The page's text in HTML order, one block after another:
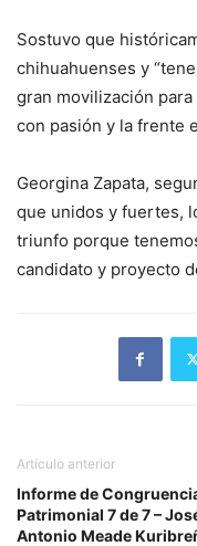
Sostuvo que
chihuahuenses y
gran movilización
con pasión y la frente
Georgina Zapata,
que unidos y fuertes,
triunfo porque
candidato y proyecto
Artículo anterior
Informe de
Patrimonial 7 de 7 –
Antonio Meade